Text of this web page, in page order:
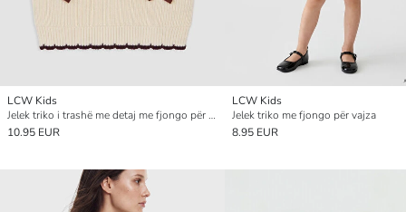
LCW Kids
Jelek triko i trashë me detaj me fjongo për vajza
10.95 EUR
LCW Kids
Jelek triko me fjongo për vajza
8.95 EUR